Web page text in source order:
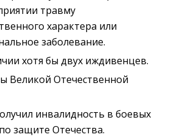
травму
характера или
заболевание.
хотя бы двух иждивенцев.
Великой Отечественной
инвалидность в боевых
защите Отечества.